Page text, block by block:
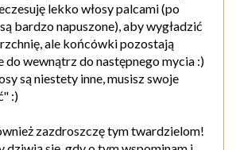
lekko włosy palcami (po
bardzo napuszone), aby wygładzić
ale końcówki pozostają
do wewnątrz do następnego mycia :)
są niestety inne, musisz swoje
:)
zazdroszczę tym twardzielom!